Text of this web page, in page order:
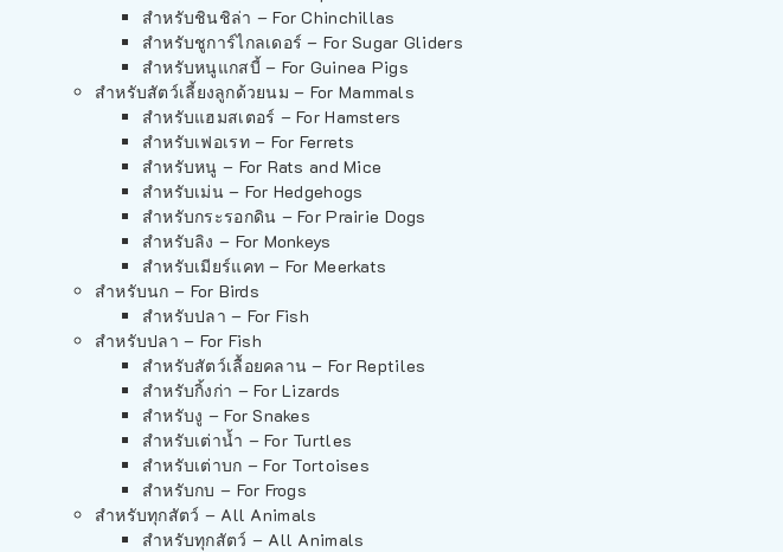
สำหรับชินชิล่า – For Chinchillas
สำหรับชูการ์ไกลเดอร์ – For Sugar Gliders
สำหรับหนูแกสบี้ – For Guinea Pigs
สำหรับสัตว์เลี้ยงลูกด้วยนม – For Mammals
สำหรับแฮมสเตอร์ – For Hamsters
สำหรับเฟอเรท – For Ferrets
สำหรับหนู – For Rats and Mice
สำหรับเม่น – For Hedgehogs
สำหรับกระรอกดิน – For Prairie Dogs
สำหรับลิง – For Monkeys
สำหรับเมียร์แคท – For Meerkats
สำหรับนก – For Birds
สำหรับปลา – For Fish
สำหรับปลา – For Fish
สำหรับสัตว์เลื้อยคลาน – For Reptiles
สำหรับกิ้งก่า – For Lizards
สำหรับงู – For Snakes
สำหรับเต่าน้ำ – For Turtles
สำหรับเต่าบก – For Tortoises
สำหรับกบ – For Frogs
สำหรับทุกสัตว์ – All Animals
สำหรับทุกสัตว์ – All Animals